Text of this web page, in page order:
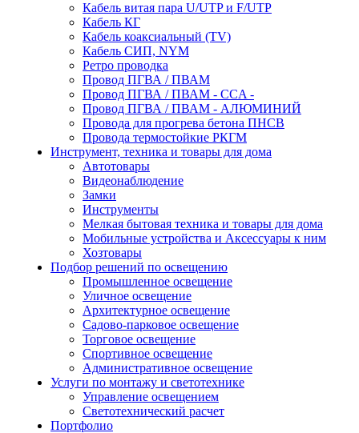
Кабель витая пара U/UTP и F/UTP
Кабель КГ
Кабель коаксиальный (TV)
Кабель СИП, NYM
Ретро проводка
Провод ПГВА / ПВАМ
Провод ПГВА / ПВАМ - CCA -
Провод ПГВА / ПВАМ - АЛЮМИНИЙ
Провода для прогрева бетона ПНСВ
Провода термостойкие РКГМ
Инструмент, техника и товары для дома
Автотовары
Видеонаблюдение
Замки
Инструменты
Мелкая бытовая техника и товары для дома
Мобильные устройства и Аксессуары к ним
Хозтовары
Подбор решений по освещению
Промышленное освещение
Уличное освещение
Архитектурное освещение
Садово-парковое освещение
Торговое освещение
Спортивное освещение
Административное освещение
Услуги по монтажу и светотехнике
Управление освещением
Светотехнический расчет
Портфолио